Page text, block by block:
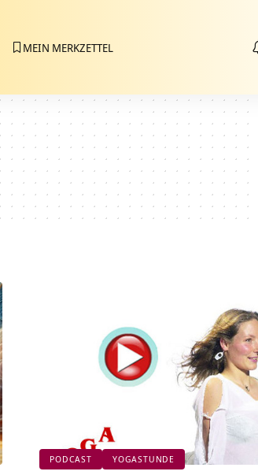
MEIN MERKZETTEL
PODCAST YOGASTUNDE